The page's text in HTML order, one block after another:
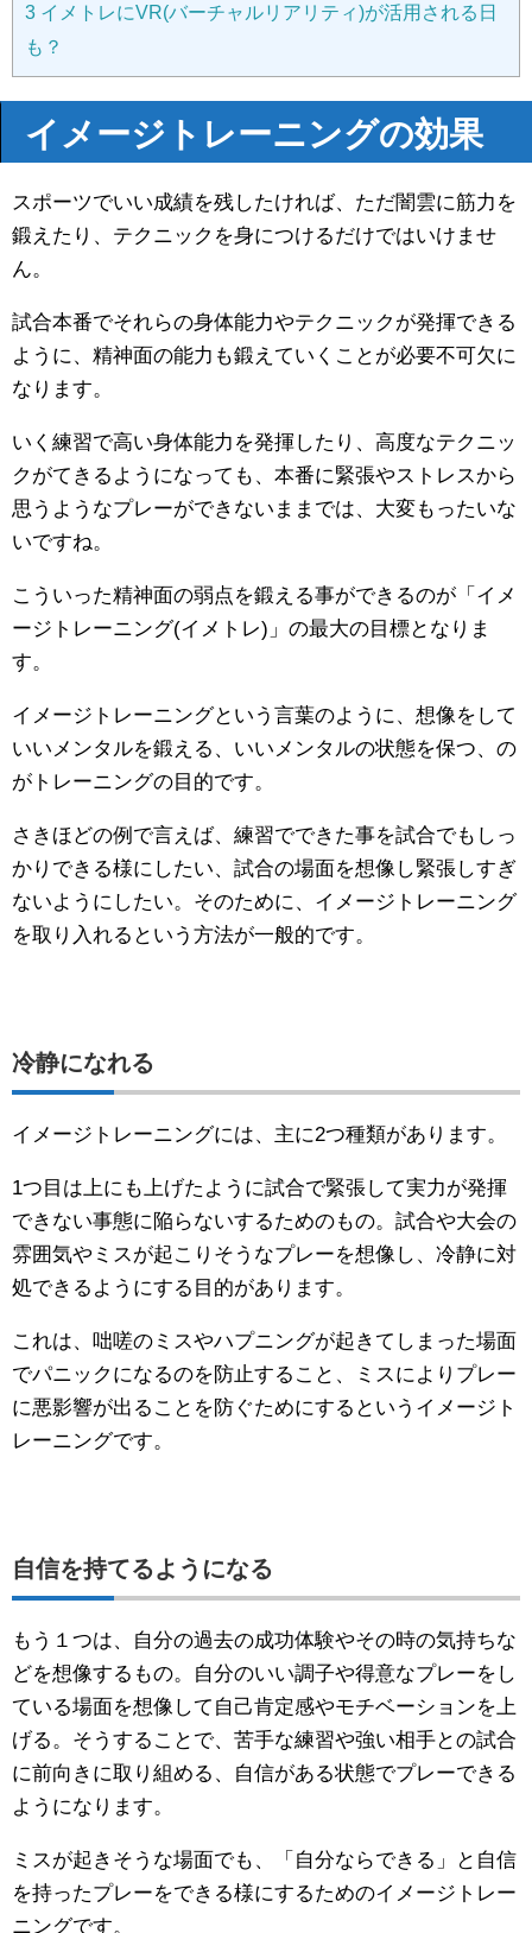
3 イメトレにVR(バーチャルリアリティ)が活用される日
も？
イメージトレーニングの効果
スポーツでいい成績を残したければ、ただ闇雲に筋力を
鍛えたり、テクニックを身につけるだけではいけませ
ん。
試合本番でそれらの身体能力やテクニックが発揮できる
ように、精神面の能力も鍛えていくことが必要不可欠に
なります。
いく練習で高い身体能力を発揮したり、高度なテクニッ
クがてきるようになっても、本番に緊張やストレスから
思うようなプレーができないままでは、大変もったいな
いですね。
こういった精神面の弱点を鍛える事ができるのが「イメ
ージトレーニング(イメトレ)」の最大の目標となりま
す。
イメージトレーニングという言葉のように、想像をして
いいメンタルを鍛える、いいメンタルの状態を保つ、の
がトレーニングの目的です。
さきほどの例で言えば、練習でできた事を試合でもしっ
かりできる様にしたい、試合の場面を想像し緊張しすぎ
ないようにしたい。そのために、イメージトレーニング
を取り入れるという方法が一般的です。
冷静になれる
イメージトレーニングには、主に2つ種類があります。
1つ目は上にも上げたように試合で緊張して実力が発揮
できない事態に陥らないするためのもの。試合や大会の
雰囲気やミスが起こりそうなプレーを想像し、冷静に対
処できるようにする目的があります。
これは、咄嗟のミスやハプニングが起きてしまった場面
でパニックになるのを防止すること、ミスによりプレー
に悪影響が出ることを防ぐためにするというイメージト
レーニングです。
自信を持てるようになる
もう１つは、自分の過去の成功体験やその時の気持ちな
どを想像するもの。自分のいい調子や得意なプレーをし
ている場面を想像して自己肯定感やモチベーションを上
げる。そうすることで、苦手な練習や強い相手との試合
に前向きに取り組める、自信がある状態でプレーできる
ようになります。
ミスが起きそうな場面でも、「自分ならできる」と自信
を持ったプレーをできる様にするためのイメージトレー
ニングです。